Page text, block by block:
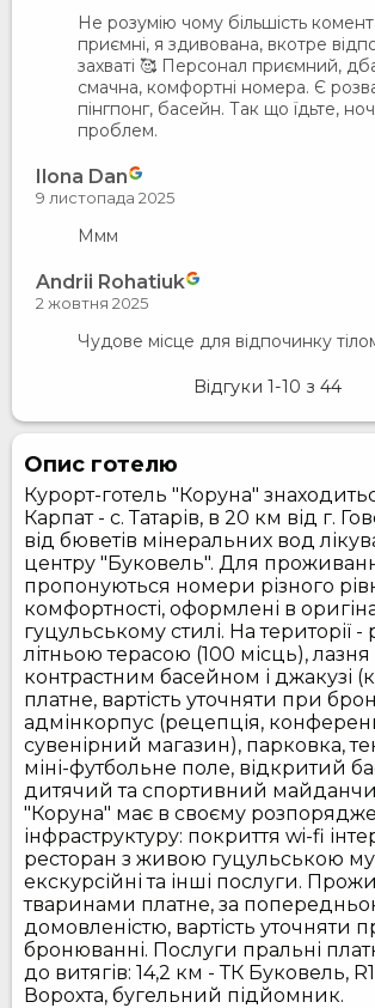
Не розумію чому більшість
приємні, я здивована, вкотре
захваті 🥰 Персонал приємний,
смачна, комфортні номера. Є
пінгпонг, басейн. Так що їдьте,
проблем.
Ilona Dan
9 листопада 2025
Ммм
Andrii Rohatiuk
2 жовтня 2025
Чудове місце для відпочинку
Відгуки 1-10 з 44
Опис готелю
Курорт-готель "Коруна"
Карпат - с. Татарів, в 20 км від г.
від бюветів мінеральних вод
центру "Буковель". Для
пропонуються номери різного
комфортності, оформлені в
гуцульському стилі. На території -
літньою терасою (100 місць), лазня
контрастним басейном і джакузі
платне, вартість уточняти при
адмінкорпус (рецепція,
сувенірний магазин), парковка,
міні-футбольне поле, відкритий
дитячий та спортивний
"Коруна" має в своєму
інфраструктуру: покриття wi-fi
ресторан з живою гуцульською
екскурсійні та інші послуги.
тваринами платне, за
домовленістю, вартість уточняти
бронюванні. Послуги пральні
до витягів: 14,2 км - ТК Буковель,
Ворохта, бугельний підйомник.